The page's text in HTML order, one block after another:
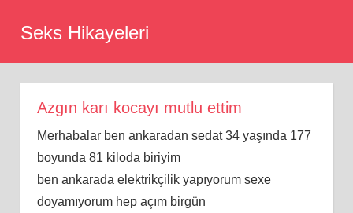
Seks Hikayeleri
Azgın karı kocayı mutlu ettim
Merhabalar ben ankaradan sedat 34 yaşında 177
boyunda 81 kiloda biriyim
ben ankarada elektrikçilik yapıyorum sexe
doyamıyorum hep açım birgün